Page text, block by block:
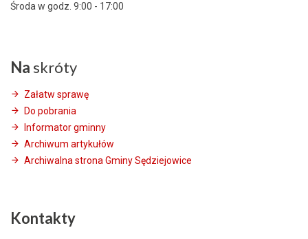
Środa w godz. 9:00 - 17:00
Na skróty
Załatw sprawę
Do pobrania
Informator gminny
Archiwum artykułów
Archiwalna strona Gminy Sędziejowice
Kontakty